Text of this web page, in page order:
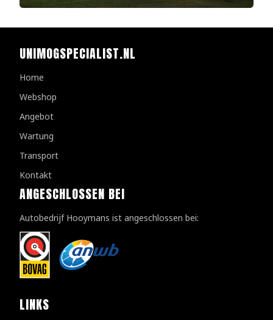
UNIMOGSPECIALIST.NL
Home
Webshop
Angebot
Wartung
Transport
Kontakt
ANGESCHLOSSEN BEI
Autobedrijf Hooymans ist angeschlossen bei:
LINKS